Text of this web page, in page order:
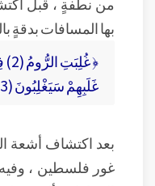
بها المسافات بدقةٍ
﴿
غَلَبِهِمْ سَيَغْلِبُونَ (3) ﴾
بعد اكتشاف أشعة
غور فلسطين ،